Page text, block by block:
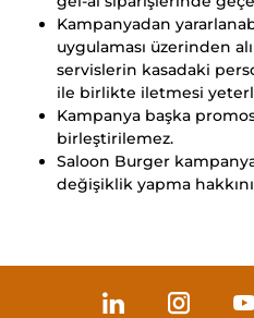
Kampanyadan
uygulaması üzerinden
servislerin kasadaki
ile birlikte iletmesi
Kampanya başka
birleştirilemez.
Saloon Burger
değişiklik yapma